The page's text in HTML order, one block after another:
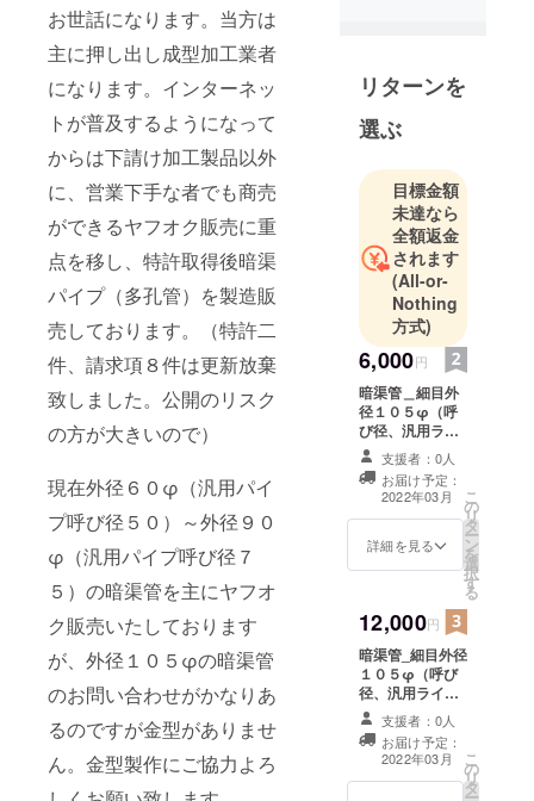
お世話になります。当方は
主に押し出し成型加工業者
になります。インターネッ
トが普及するようになって
からは下請け加工製品以外
に、営業下手な者でも商売
ができるヤフオク販売に重
点を移し、特許取得後暗渠
パイプ（多孔管）を製造販
売しております。（特許二
件、請求項８件は更新放棄
致しました。公開のリスク
の方が大きいので）
現在外径６０φ（汎用パイ
プ呼び径５０）～外径９０
φ（汎用パイプ呼び径７
５）の暗渠管を主にヤフオ
ク販売いたしております
が、外径１０５φの暗渠管
のお問い合わせがかなりあ
るのですが金型がありませ
ん。金型製作にご協力よろ
リターンを
選ぶ
目標金額
未達なら
全額返金
されます
(All-or-
Nothing
方式)
6,000円
暗渠管＿細目外
径１０５φ（呼
び径、汎用ライ
ト管ソケット１
００φサイズ）
１０ｍ巻き１巻
（本州のみ送料
込み）
支援者：0人
お届け予定：
2022年03月
詳細を見る
こ
の
リ
タ
ー
ン
を
選
択
す
る
12,000円
暗渠管_細目外径
１０５φ（呼び
径、汎用ライト
管ソケット１０
０φサイズ）２
０ｍ巻き＊１巻
（本州のみ送料
込み）
支援者：0人
お届け予定：
2022年03月
こ
の
リ
タ